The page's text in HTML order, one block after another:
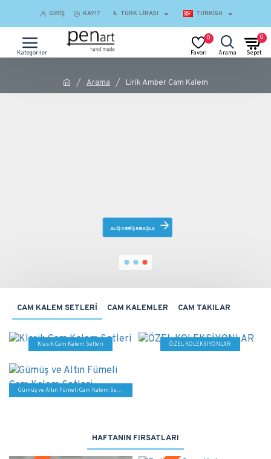
GIRIŞ KAYIT ₺ TÜRK LIRASI TURKISH
0 0
Arama Lirik Amber Cam Kalem
ALIŞVERIŞE BAŞLA
CAM KALEM SETLERİ CAM KALEMLER CAM TAKILAR
Klasik Cam Kalem Setleri ÖZEL KOLEKSİYONLAR
Gümüş ve Altın Fümeli Cam Kalem Setleri
HAFTANIN FIRSATLARI